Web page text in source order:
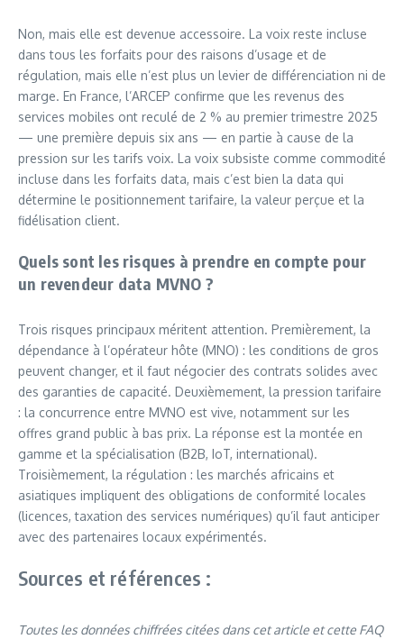
Non, mais elle est devenue accessoire. La voix reste incluse
dans tous les forfaits pour des raisons d’usage et de
régulation, mais elle n’est plus un levier de différenciation ni de
marge. En France, l’ARCEP confirme que les revenus des
services mobiles ont reculé de 2 % au premier trimestre 2025
— une première depuis six ans — en partie à cause de la
pression sur les tarifs voix. La voix subsiste comme commodité
incluse dans les forfaits data, mais c’est bien la data qui
détermine le positionnement tarifaire, la valeur perçue et la
fidélisation client.
Quels sont les risques à prendre en compte pour
un revendeur data MVNO ?
Trois risques principaux méritent attention. Premièrement, la
dépendance à l’opérateur hôte (MNO) : les conditions de gros
peuvent changer, et il faut négocier des contrats solides avec
des garanties de capacité. Deuxièmement, la pression tarifaire
: la concurrence entre MVNO est vive, notamment sur les
offres grand public à bas prix. La réponse est la montée en
gamme et la spécialisation (B2B, IoT, international).
Troisièmement, la régulation : les marchés africains et
asiatiques impliquent des obligations de conformité locales
(licences, taxation des services numériques) qu’il faut anticiper
avec des partenaires locaux expérimentés.
Sources et références :
Toutes les données chiffrées citées dans cet article et cette FAQ